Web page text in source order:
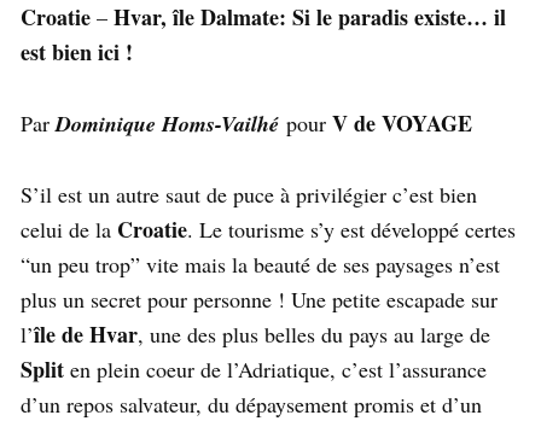
Croatie – Hvar, île Dalmate: Si le paradis existe… il
est bien ici !
Par Dominique Homs-Vailhé pour V de VOYAGE
S’il est un autre saut de puce à privilégier c’est bien
celui de la Croatie. Le tourisme s’y est développé certes
“un peu trop” vite mais la beauté de ses paysages n’est
plus un secret pour personne ! Une petite escapade sur
l’île de Hvar, une des plus belles du pays au large de
Split en plein coeur de l’Adriatique, c’est l’assurance
d’un repos salvateur, du dépaysement promis et d’un